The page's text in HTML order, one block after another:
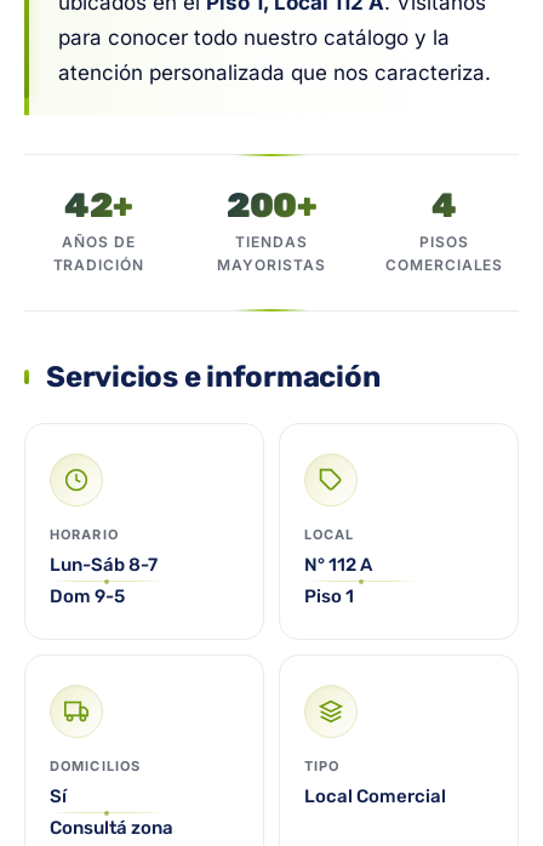
para conocer todo nuestro catálogo y la
atención personalizada que nos caracteriza.
42+
AÑOS DE
TRADICIÓN
200+
TIENDAS
MAYORISTAS
4
PISOS
COMERCIALES
Servicios e información
HORARIO
Lun-Sáb 8-7
Dom 9-5
LOCAL
N° 112 A
Piso 1
DOMICILIOS
Sí
Consultá zona
TIPO
Local Comercial